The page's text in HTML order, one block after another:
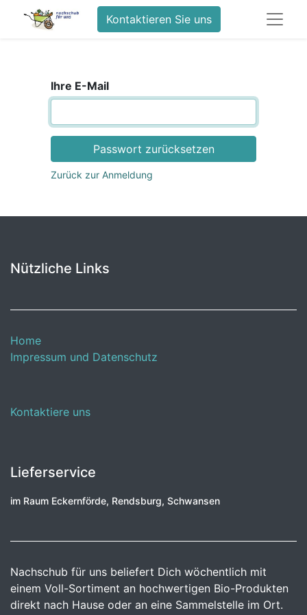
Kontaktieren Sie uns
Ihre E-Mail
Passwort zurücksetzen
Zurück zur Anmeldung
Nützliche Links
Home
Impressum und Datenschutz
Kontaktiere uns
Lieferservice
im Raum Eckernförde, Rendsburg, Schwansen
Nachschub für uns beliefert Dich wöchentlich mit
einem Voll-Sortiment an hochwertigen Bio-Produkten
direkt nach Hause oder an eine Sammelstelle im Ort.